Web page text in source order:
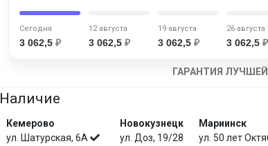
Сегодня
3 062,5 ₽
12 августа
3 062,5 ₽
19 августа
3 062,5 ₽
26 августа
3 062,5₽
ГАРАНТИЯ
Наличие
Кемерово
ул. Шатурская, 6А
Новокузнецк
ул. Доз, 19/28
Мариинск
ул. 50 лет